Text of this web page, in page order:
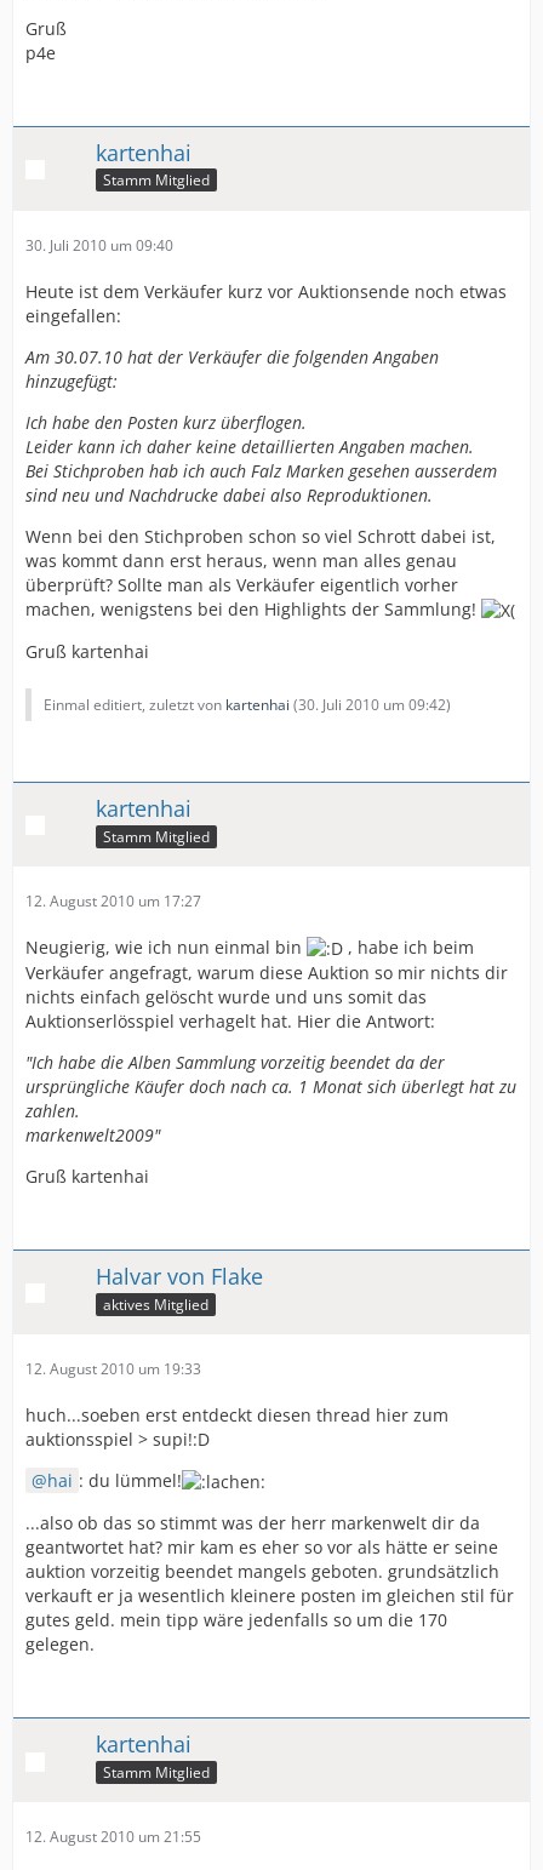
Gruß
p4e
kartenhai
Stamm Mitglied
30. Juli 2010 um 09:40
Heute ist dem Verkäufer kurz vor Auktionsende noch etwas
eingefallen:
Am 30.07.10 hat der Verkäufer die folgenden Angaben
hinzugefügt:
Ich habe den Posten kurz überflogen.
Leider kann ich daher keine detaillierten Angaben machen.
Bei Stichproben hab ich auch Falz Marken gesehen ausserdem
sind neu und Nachdrucke dabei also Reproduktionen.
Wenn bei den Stichproben schon so viel Schrott dabei ist,
was kommt dann erst heraus, wenn man alles genau
überprüft? Sollte man als Verkäufer eigentlich vorher
machen, wenigstens bei den Highlights der Sammlung!
Gruß kartenhai
Einmal editiert, zuletzt von kartenhai (30. Juli 2010 um 09:42)
kartenhai
Stamm Mitglied
12. August 2010 um 17:27
Neugierig, wie ich nun einmal bin
, habe ich beim
Verkäufer angefragt, warum diese Auktion so mir nichts dir
nichts einfach gelöscht wurde und uns somit das
Auktionserlösspiel verhagelt hat. Hier die Antwort:
"Ich habe die Alben Sammlung vorzeitig beendet da der
ursprüngliche Käufer doch nach ca. 1 Monat sich überlegt hat zu
zahlen.
markenwelt2009"
Gruß kartenhai
Halvar von Flake
aktives Mitglied
12. August 2010 um 19:33
huch...soeben erst entdeckt diesen thread hier zum
auktionsspiel > supi!:D
hai : du lümmel!
...also ob das so stimmt was der herr markenwelt dir da
geantwortet hat? mir kam es eher so vor als hätte er seine
auktion vorzeitig beendet mangels geboten. grundsätzlich
verkauft er ja wesentlich kleinere posten im gleichen stil für
gutes geld. mein tipp wäre jedenfalls so um die 170
gelegen.
kartenhai
Stamm Mitglied
12. August 2010 um 21:55